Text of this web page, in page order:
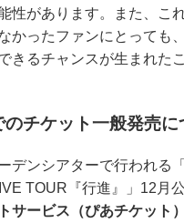
性があります。また、こ
かったファンにとっても
きるチャンスが生まれた
のチケット一般発売に
デンシアターで行われる
TOUR『行進』」12月公
サービス（ぴあチケット）